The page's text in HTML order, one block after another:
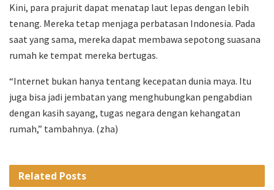
Kini, para prajurit dapat menatap laut lepas dengan lebih
tenang. Mereka tetap menjaga perbatasan Indonesia. Pada
saat yang sama, mereka dapat membawa sepotong suasana
rumah ke tempat mereka bertugas.
“Internet bukan hanya tentang kecepatan dunia maya. Itu
juga bisa jadi jembatan yang menghubungkan pengabdian
dengan kasih sayang, tugas negara dengan kehangatan
rumah,” tambahnya. (zha)
Related Posts